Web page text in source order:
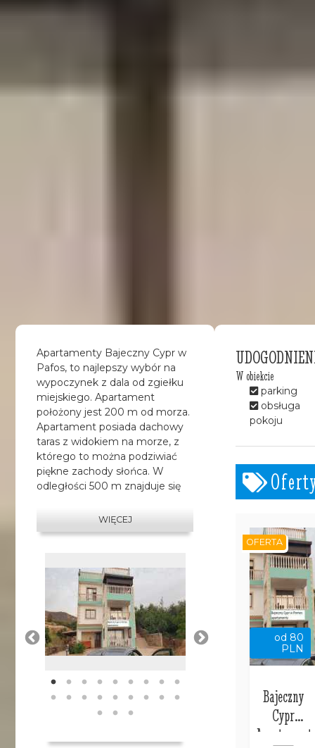
Apartamenty Bajeczny Cypr w
Pafos, to najlepszy wybór na
wypoczynek z dala od zgiełku
miejskiego. Apartament
położony jest 200 m od morza.
Apartament posiada dachowy
taras z widokiem na morze, z
którego to można podziwiać
piękne zachody słońca. W
odległości 500 m znajduje się
miejsce na wakacje na Cyprze,
w którym obudzi Cię kogut, a
WIĘCEJ
W obiekcie
parking
obsługa
pokoju
od 80
PLN
Bajeczny
Cypr
Apartament
OFERTA